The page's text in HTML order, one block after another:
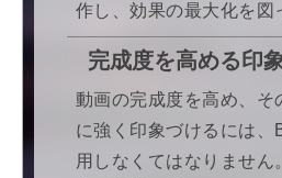
作し、効果の最大化を図
完成度を高める印
動画の完成度を高め、そ
に強く印象づけるには、
用しなくてはなりません